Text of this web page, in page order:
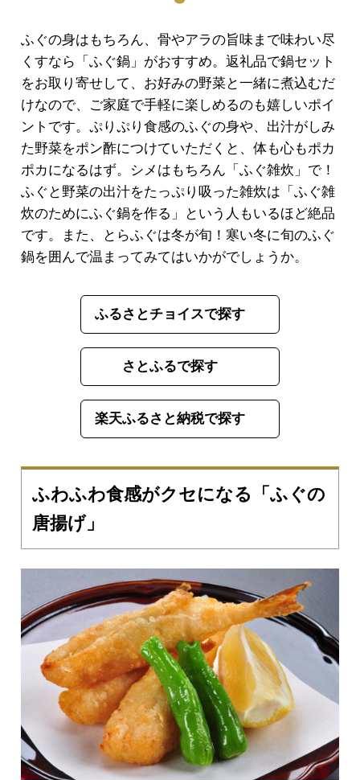
ふぐの身はもちろん、骨やアラの旨味まで味わい尽
くすなら「ふぐ鍋」がおすすめ。返礼品で鍋セット
をお取り寄せして、お好みの野菜と一緒に煮込むだ
けなので、ご家庭で手軽に楽しめるのも嬉しいポイ
ントです。ぷりぷり食感のふぐの身や、出汁がしみ
た野菜をポン酢につけていただくと、体も心もポカ
ポカになるはず。シメはもちろん「ふぐ雑炊」で！
ふぐと野菜の出汁をたっぷり吸った雑炊は「ふぐ雑
炊のためにふぐ鍋を作る」という人もいるほど絶品
です。また、とらふぐは冬が旬！寒い冬に旬のふぐ
鍋を囲んで温まってみてはいかがでしょうか。
ふるさとチョイスで探す
さとふるで探す
楽天ふるさと納税で探す
ふわふわ食感がクセになる「ふぐの
唐揚げ」